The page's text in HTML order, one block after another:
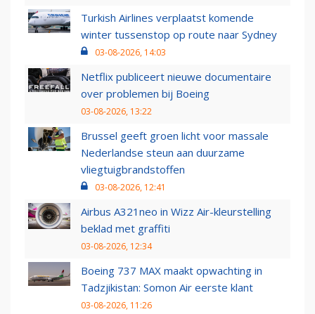
Turkish Airlines verplaatst komende
winter tussenstop op route naar Sydney
03-08-2026, 14:03
Netflix publiceert nieuwe documentaire
over problemen bij Boeing
03-08-2026, 13:22
Brussel geeft groen licht voor massale
Nederlandse steun aan duurzame
vliegtuigbrandstoffen
03-08-2026, 12:41
Airbus A321neo in Wizz Air-kleurstelling
beklad met graffiti
03-08-2026, 12:34
Boeing 737 MAX maakt opwachting in
Tadzjikistan: Somon Air eerste klant
03-08-2026, 11:26